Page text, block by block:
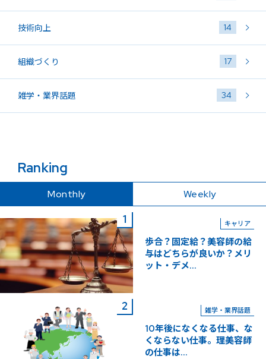
技術向上 14
組織づくり 17
雑学・業界話題 34
Ranking
Monthly Weekly
キャリア
歩合？固定給？美容師の給
与はどちらが良いか？メリ
ット・デメ...
雑学・業界話題
10年後になくなる仕事、な
くならない仕事。理美容師
の仕事は...